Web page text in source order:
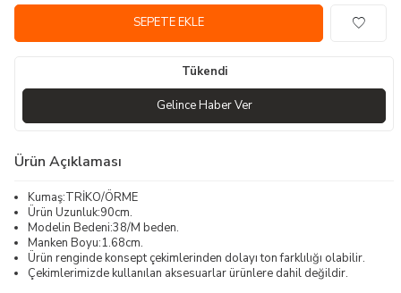
SEPETE EKLE
Tükendi
Gelince Haber Ver
Ürün Açıklaması
Kumaş:TRİKO/ÖRME
Ürün Uzunluk:90cm.
Modelin Bedeni:38/M beden.
Manken Boyu:1.68cm.
Ürün renginde konsept çekimlerinden dolayı ton farklılığı olabilir.
Çekimlerimizde kullanılan aksesuarlar ürünlere dahil değildir.